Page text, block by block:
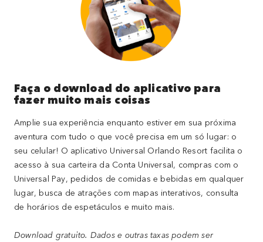
Faça o download do aplicativo para
fazer muito mais coisas
Amplie sua experiência enquanto estiver em sua próxima
aventura com tudo o que você precisa em um só lugar: o
seu celular! O aplicativo Universal Orlando Resort facilita o
acesso à sua carteira da Conta Universal, compras com o
Universal Pay, pedidos de comidas e bebidas em qualquer
lugar, busca de atrações com mapas interativos, consulta
de horários de espetáculos e muito mais.
Download gratuito. Dados e outras taxas podem ser